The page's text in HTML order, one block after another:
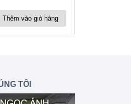
Thêm vào giỏ hàng
TÔI